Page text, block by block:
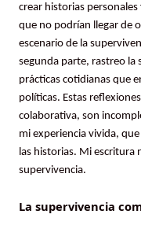
crear historias
que no podrían llegar de
escenario de la
segunda parte, rastreo la
prácticas cotidianas que
políticas. Estas
colaborativa, son
mi experiencia vivida,
las historias. Mi escritura
supervivencia.
La supervivencia